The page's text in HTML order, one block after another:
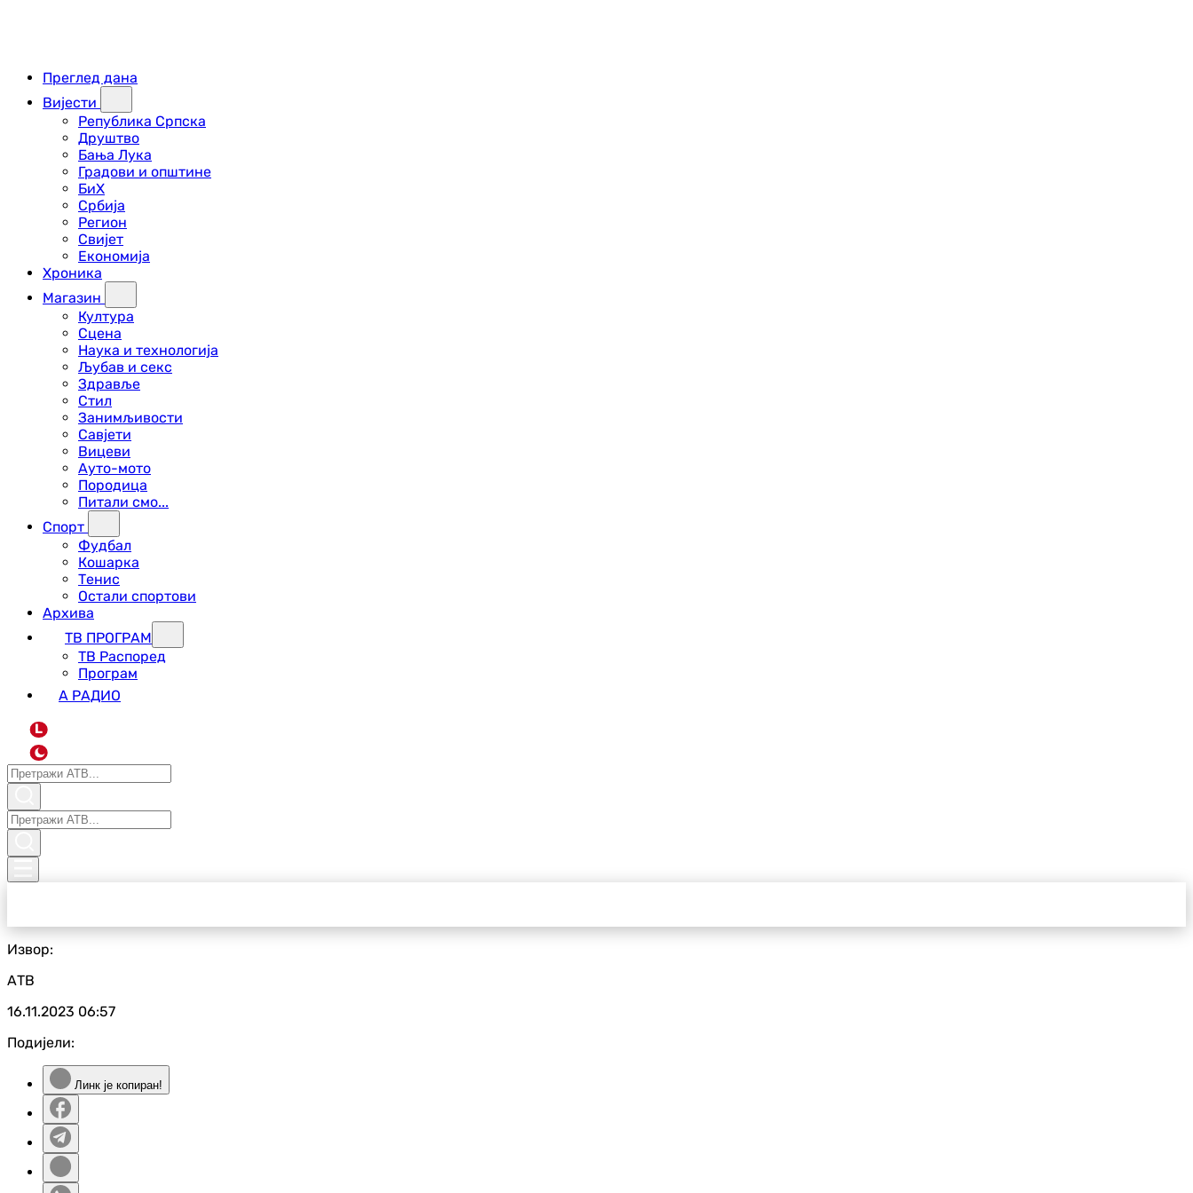
Преглед дана
Вијести
Република Српска
Друштво
Бања Лука
Градови и општине
БиХ
Србија
Регион
Свијет
Економија
Хроника
Магазин
Култура
Сцена
Наука и технологија
Љубав и секс
Здравље
Стил
Занимљивости
Савјети
Вицеви
Ауто-мото
Породица
Питали смо...
Спорт
Фудбал
Кошарка
Тенис
Остали спортови
Архива
ТВ ПРОГРАМ
ТВ Распоред
Програм
А РАДИО
L
Извор:
АТВ
16.11.2023 06:57
Подијели:
Линк је копиран!